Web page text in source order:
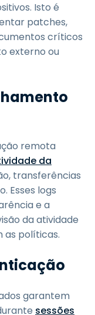
Isto é
patches,
críticos
externo ou
remota
da
transferências
Esses logs
e a
da atividade
as políticas.
garantem
sessões